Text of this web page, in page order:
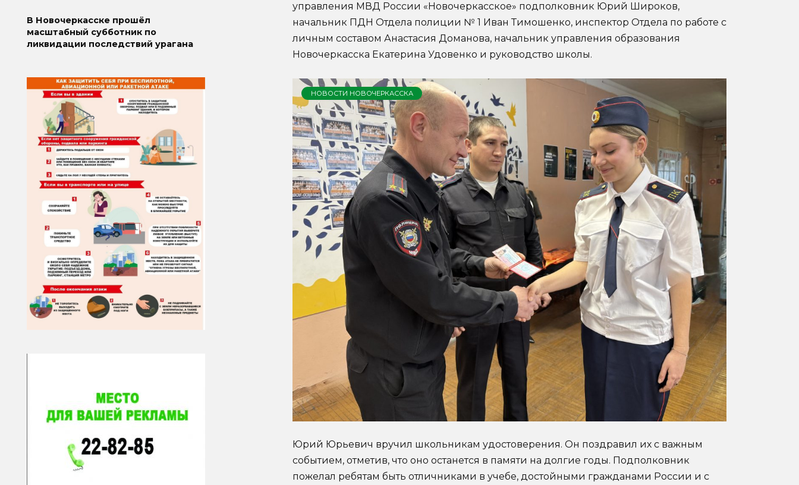
управления МВД России «Новочеркасское» подполковник Юрий Широков,
начальник ПДН Отдела полиции № 1 Иван Тимошенко, инспектор Отдела по работе с
личным составом Анастасия Доманова, начальник управления образования
Новочеркасска Екатерина Удовенко и руководство школы.
НОВОСТИ НОВОЧЕРКАССКА
Юрий Юрьевич вручил школьникам удостоверения. Он поздравил их с важным
событием, отметив, что оно останется в памяти на долгие годы. Подполковник
пожелал ребятам быть отличниками в учебе, достойными гражданами России и с
В Новочеркасске прошёл
масштабный субботник по
ликвидации последствий урагана